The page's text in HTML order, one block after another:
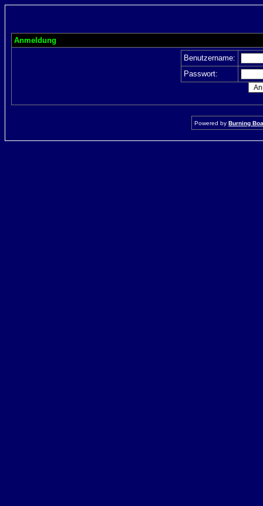
Anmeldung
Benutzername:
Passwort:
Powered by Burning